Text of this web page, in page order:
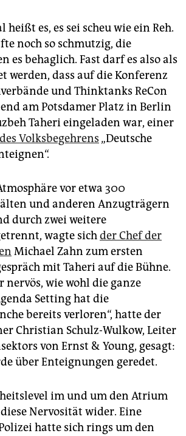
heißt es, es sei scheu wie ein Reh.
noch so schmutzig, die
es behaglich. Fast darf es also als
werden, dass auf die Konferenz
und Thinktanks ReCon
am Potsdamer Platz in Berlin
Taheri eingeladen war, einer
Volksbegehrens „Deutsche
vor etwa 300
und anderen Anzugträgern
durch zwei weitere
wagte sichder Chef der
Michael Zahn zum ersten
mit Taheri auf die Bühne.
nervös, wie wohl die ganze
Setting hat die
bereits verloren“, hatte der
Christian Schulz-Wulkow, Leiter
von Ernst & Young, gesagt:
über Enteignungen geredet.
im und um den Atrium
Nervosität wider. Eine
hatte sich rings um den